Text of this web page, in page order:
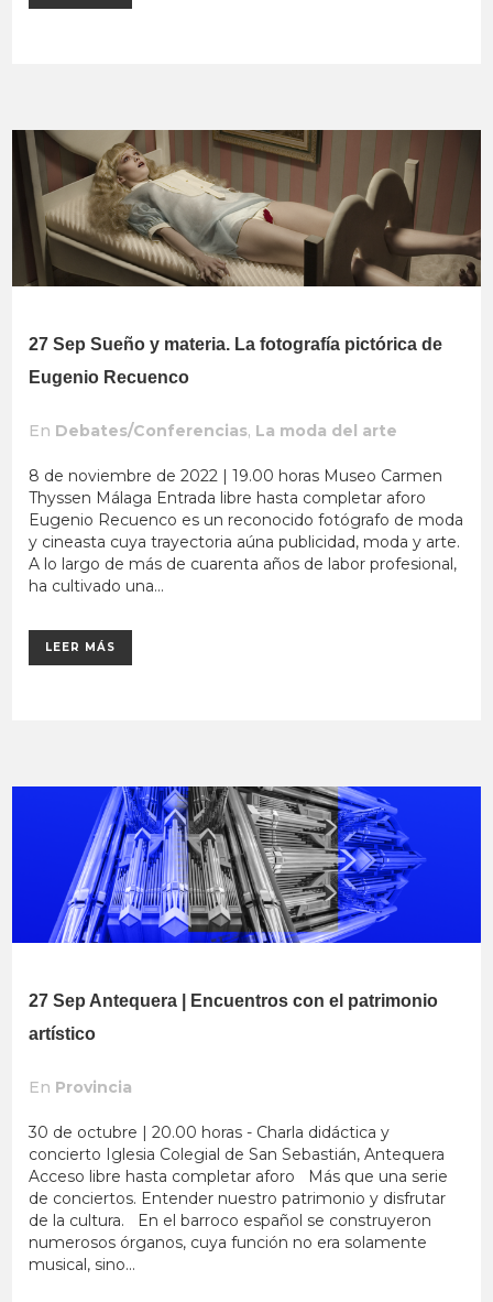
27 Sep Sueño y materia. La fotografía pictórica de
Eugenio Recuenco
En Debates/Conferencias, La moda del arte
8 de noviembre de 2022 | 19.00 horas Museo Carmen
Thyssen Málaga Entrada libre hasta completar aforo
Eugenio Recuenco es un reconocido fotógrafo de moda
y cineasta cuya trayectoria aúna publicidad, moda y arte.
A lo largo de más de cuarenta años de labor profesional,
ha cultivado una...
LEER MÁS
27 Sep Antequera | Encuentros con el patrimonio
artístico
En Provincia
30 de octubre | 20.00 horas - Charla didáctica y
concierto Iglesia Colegial de San Sebastián, Antequera
Acceso libre hasta completar aforo Más que una serie
de conciertos. Entender nuestro patrimonio y disfrutar
de la cultura. En el barroco español se construyeron
numerosos órganos, cuya función no era solamente
musical, sino...